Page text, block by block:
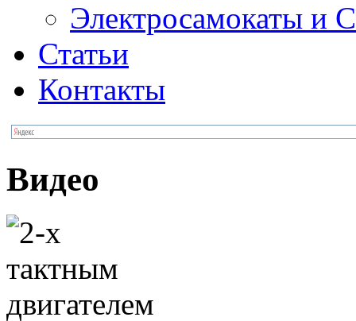
Электросамокаты и
Статьи
Контакты
Видео